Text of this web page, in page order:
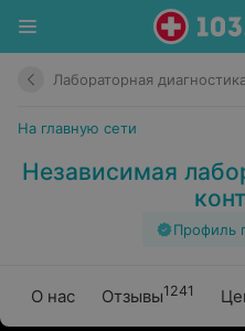
Лабораторная
На главную сети
Независимая
Профиль
О нас Отзывы1241